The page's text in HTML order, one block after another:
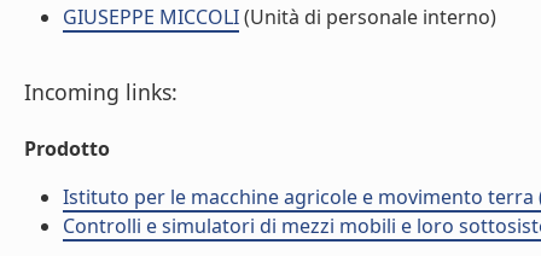
GIUSEPPE MICCOLI(Unità di personale interno)
Incoming links:
Prodotto
Istituto per le macchine agricole e movimento terra
Controlli e simulatori di mezzi mobili e loro